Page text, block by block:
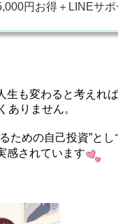
円お得＋LINEサポ
生も変わると考えれば
ありません。
ための自己投資”とし
感されています